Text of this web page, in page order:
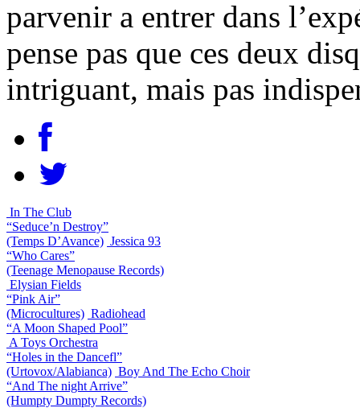
parvenir a entrer dans
pense pas que ces deux
intriguant, mais pas
In The Club
“Seduce’n Destroy”
(Temps D’Avance) Jessica 93
“Who Cares”
(Teenage Menopause Records)
Elysian Fields
“Pink Air”
(Microcultures) Radiohead
“A Moon Shaped Pool”
A Toys Orchestra
“Holes in the Dancefl”
(Urtovox/Alabianca) Boy And The Echo Choir
“And The night Arrive”
(Humpty Dumpty Records)